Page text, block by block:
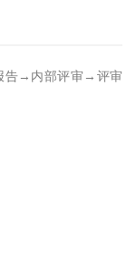
告→内部评审→评审